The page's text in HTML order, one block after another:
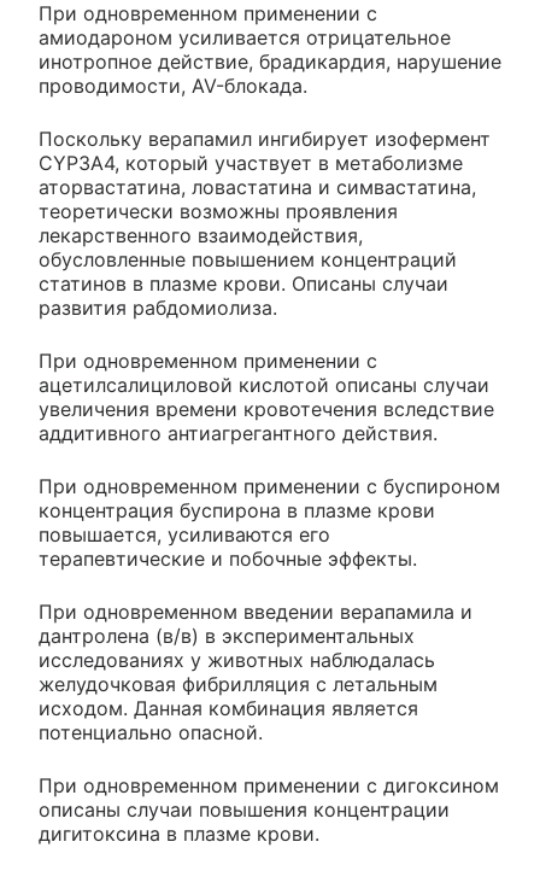
При одновременном применении с
амиодароном усиливается отрицательное
инотропное действие, брадикардия, нарушение
проводимости, AV-блокада.
Поскольку верапамил ингибирует изофермент
CYP3A4, который участвует в метаболизме
аторвастатина, ловастатина и симвастатина,
теоретически возможны проявления
лекарственного взаимодействия,
обусловленные повышением концентраций
статинов в плазме крови. Описаны случаи
развития рабдомиолиза.
При одновременном применении с
ацетилсалициловой кислотой описаны случаи
увеличения времени кровотечения вследствие
аддитивного антиагрегантного действия.
При одновременном применении с буспироном
концентрация буспирона в плазме крови
повышается, усиливаются его
терапевтические и побочные эффекты.
При одновременном введении верапамила и
дантролена (в/в) в экспериментальных
исследованиях у животных наблюдалась
желудочковая фибрилляция с летальным
исходом. Данная комбинация является
потенциально опасной.
При одновременном применении с дигоксином
описаны случаи повышения концентрации
дигитоксина в плазме крови.